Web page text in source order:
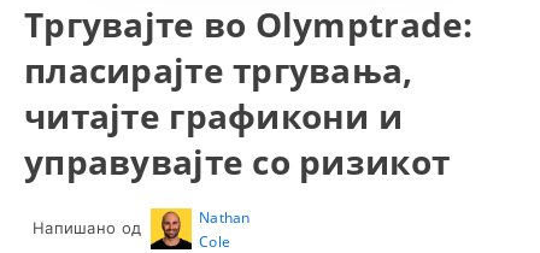
Тргувајте во Olymptrade:
пласирајте тргувања,
читајте графикони и
управувајте со ризикот
Напишано од
Nathan
Cole